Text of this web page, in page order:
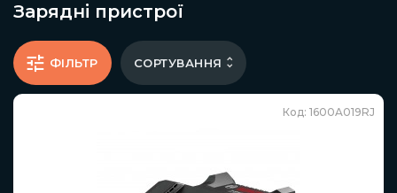
Зарядні пристрої
ФІЛЬТР СОРТУВАННЯ
Код: 1600A019RJ